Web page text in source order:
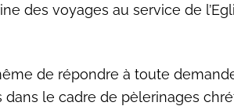
des voyages au service de
de répondre à toute
le cadre de pèlerinages